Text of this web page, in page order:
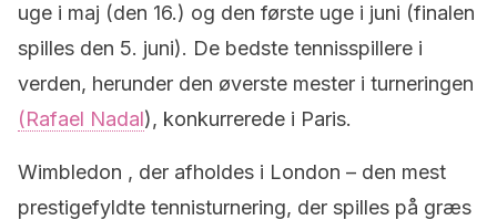
uge i maj (den 16.) og den første uge i juni (finalen
spilles den 5. juni). De bedste tennisspillere i
verden, herunder den øverste mester i turneringen
(Rafael Nadal), konkurrerede i Paris.
Wimbledon , der afholdes i London – den mest
prestigefyldte tennisturnering, der spilles på græs